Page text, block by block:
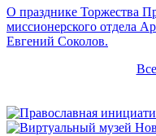
О празднике Торжества
миссионерского отдела
Евгений Соколов.